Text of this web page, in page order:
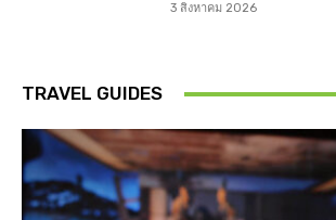
3 สิงหาคม 2026
TRAVEL GUIDES